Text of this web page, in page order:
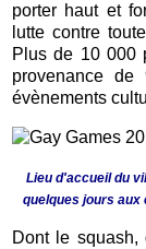
porter haut et
lutte contre
Plus de 10 000
provenance
évènements
Lieu d'accueil du
quelques jours aux
Dont le squash,